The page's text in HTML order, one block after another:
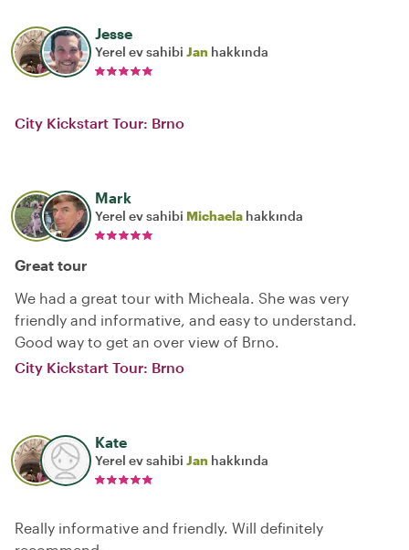
Jesse
Yerel ev sahibi Jan hakkında
City Kickstart Tour: Brno
Mark
Yerel ev sahibi Michaela hakkında
Great tour
We had a great tour with Micheala. She was very
friendly and informative, and easy to understand.
Good way to get an over view of Brno.
City Kickstart Tour: Brno
Kate
Yerel ev sahibi Jan hakkında
Really informative and friendly. Will definitely